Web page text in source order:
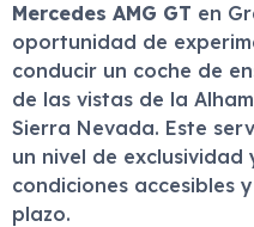
Mercedes AMG GT en
oportunidad de
conducir un coche de
de las vistas de la
Sierra Nevada. Este
un nivel de exclusividad
condiciones accesibles
plazo.